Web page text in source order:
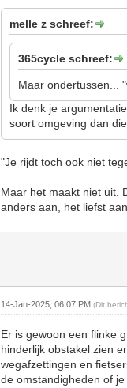
melle z schreef:
365cycle schreef:
Maar ondertussen...
Ik denk je
soort omgeving dan
"Je rijdt toch ook niet
Maar het maakt niet uit.
anders aan, het liefst
14-Jan-2025, 06:07 PM(Dit
Er is gewoon een flinke
hinderlijk obstakel zien
wegafzettingen en
de omstandigheden of